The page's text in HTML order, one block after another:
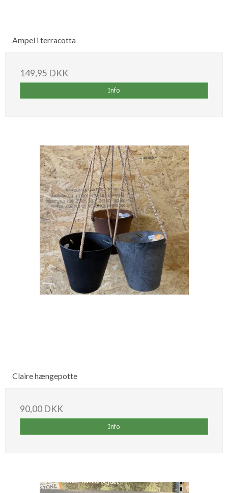
Ampel i terracotta
149,95 DKK
Info
Claire hængepotte
90,00 DKK
Info